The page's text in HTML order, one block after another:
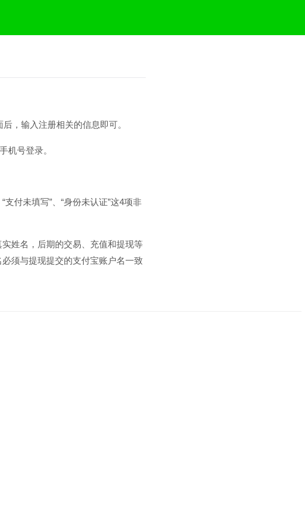
，输入注册相关的信息即可。
机号登录。
支付未填写”、“身份未认证”这4项非
姓名，后期的交易、充值和提现等
须与提现提交的支付宝账户名一致